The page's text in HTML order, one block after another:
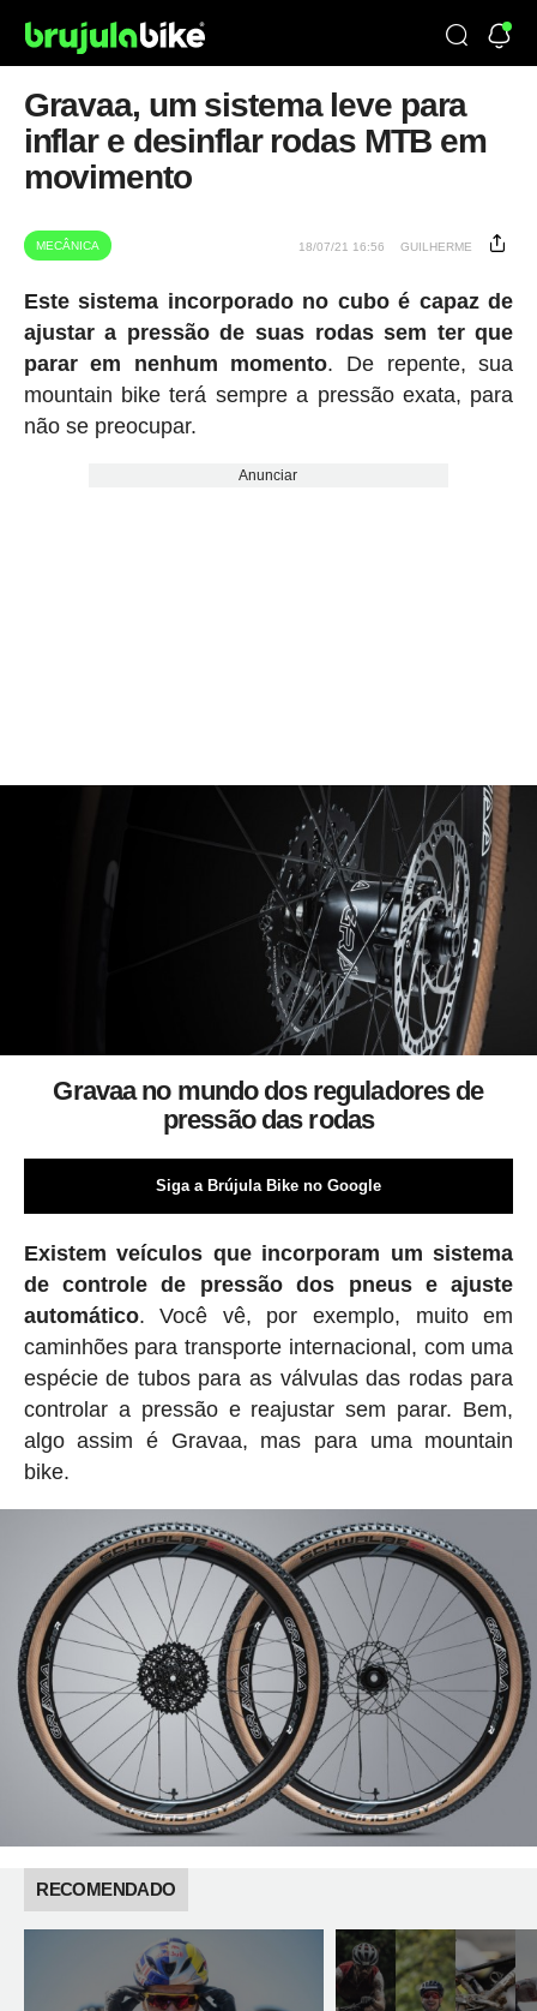
Gravaa, um sistema leve para
inflar e desinflar rodas MTB em
movimento
MECÂNICA 18/07/21 16:56 GUILHERME
Este sistema incorporado no cubo é capaz de
ajustar a pressão de suas rodas sem ter que
parar em nenhum momento. De repente, sua
mountain bike terá sempre a pressão exata, para
não se preocupar.
Anunciar
Gravaa no mundo dos reguladores de
pressão das rodas
Siga a Brújula Bike no Google
Existem veículos que incorporam um sistema
de controle de pressão dos pneus e ajuste
automático. Você vê, por exemplo, muito em
caminhões para transporte internacional, com uma
espécie de tubos para as válvulas das rodas para
controlar a pressão e reajustar sem parar. Bem,
algo assim é Gravaa, mas para uma mountain
bike.
RECOMENDADO